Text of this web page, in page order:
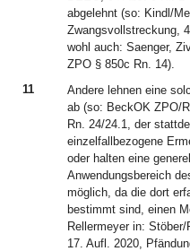
abgelehnt (so: Kindl/
Zwangsvollstreckung,
wohl auch: Saenger,
ZPO § 850c Rn. 14).
11
Andere lehnen eine
ab (so: BeckOK ZPO/
Rn. 24/24.1, der
einzelfallbezogene
oder halten eine
Anwendungsbereich
möglich, da die dort
bestimmt sind, einen
Rellermeyer in:
17. Aufl. 2020,